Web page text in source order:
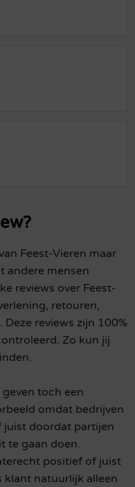
Feest-Vieren maar
andere mensen
reviews over Feest-
retouren,
reviews zijn 100%
Zo kun jij
toch een
omdat bedrijven
doordat partijen
te gaan doen.
positief of juist
klant natuurlijk alleen